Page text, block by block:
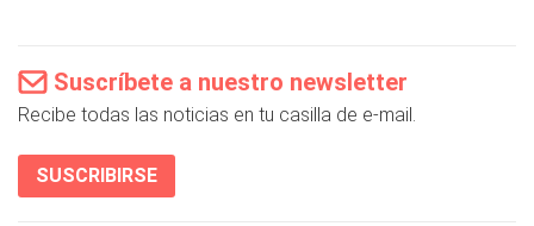
Suscríbete a nuestro newsletter
Recibe todas las noticias en tu casilla de e-mail.
SUSCRIBIRSE